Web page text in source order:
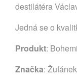
destilátéra
Jedná se o
Produkt:
Značka: Žufánek